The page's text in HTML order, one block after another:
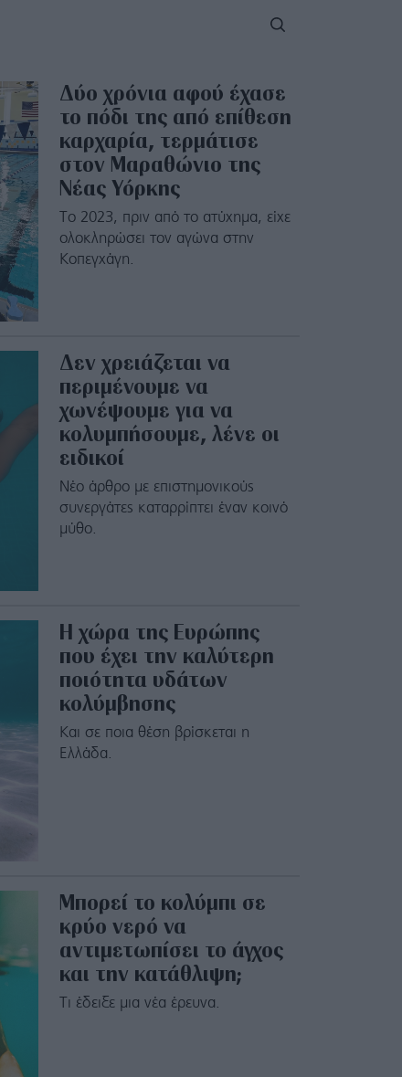
Δύο χρόνια αφού έχασε
το πόδι της από επίθεση
καρχαρία, τερμάτισε
στον Μαραθώνιο της
Νέας Υόρκης
Το 2023, πριν από το ατύχημα, είχε
ολοκληρώσει τον αγώνα στην
Κοπεγχάγη.
Δεν χρειάζεται να
περιμένουμε να
χωνέψουμε για να
κολυμπήσουμε, λένε οι
ειδικοί
Νέο άρθρο με επιστημονικούς
συνεργάτες καταρρίπτει έναν κοινό
μύθο.
Η χώρα της Ευρώπης
που έχει την καλύτερη
ποιότητα υδάτων
κολύμβησης
Και σε ποια θέση βρίσκεται η
Ελλάδα.
Μπορεί το κολύμπι σε
κρύο νερό να
αντιμετωπίσει το άγχος
και την κατάθλιψη;
Τι έδειξε μια νέα έρευνα.